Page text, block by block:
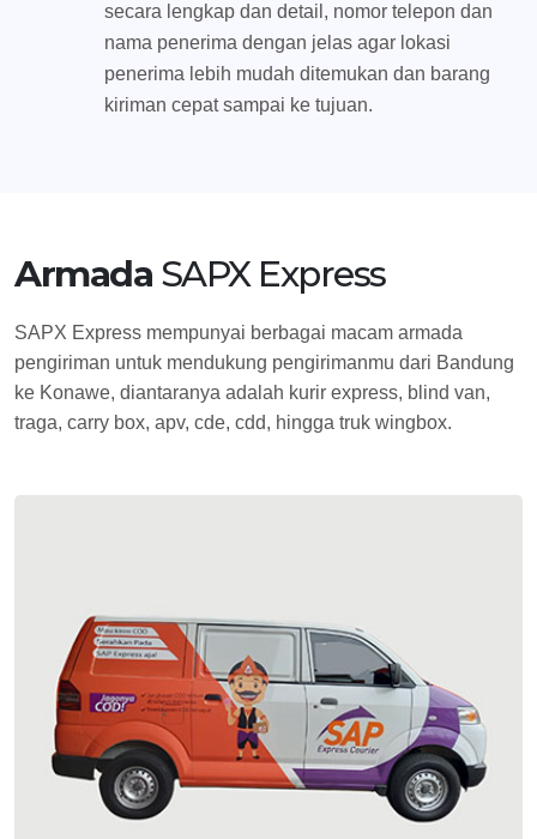
secara lengkap dan detail, nomor telepon dan
nama penerima dengan jelas agar lokasi
penerima lebih mudah ditemukan dan barang
kiriman cepat sampai ke tujuan.
Armada SAPX Express
SAPX Express mempunyai berbagai macam armada
pengiriman untuk mendukung pengirimanmu dari Bandung
ke Konawe, diantaranya adalah kurir express, blind van,
traga, carry box, apv, cde, cdd, hingga truk wingbox.